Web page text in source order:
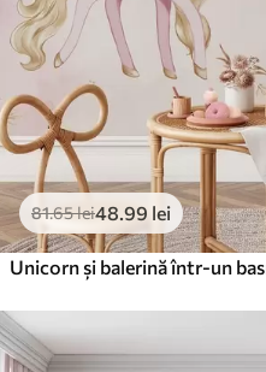
81.65lei48 .99 lei